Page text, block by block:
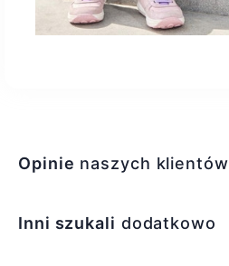
Opinie naszych klientów
Inni szukali dodatkowo